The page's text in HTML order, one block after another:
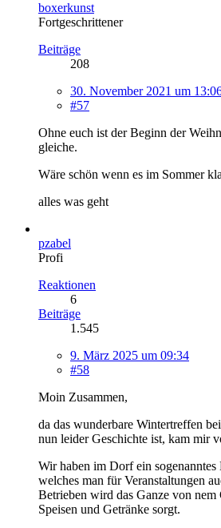
boxerkunst
Fortgeschrittener
Beiträge
208
30. November 2021 um
#57
Ohne euch ist der Beginn der
gleiche.
Wäre schön wenn es im Sommer
alles was geht
pzabel
Profi
Reaktionen
6
Beiträge
1.545
9. März 2025 um 09:34
#58
Moin Zusammen,
da das wunderbare Wintertreffen
nun leider Geschichte ist, kam mir
Wir haben im Dorf ein sogenanntes
welches man für Veranstaltungen
Betrieben wird das Ganze von nem
Speisen und Getränke sorgt.